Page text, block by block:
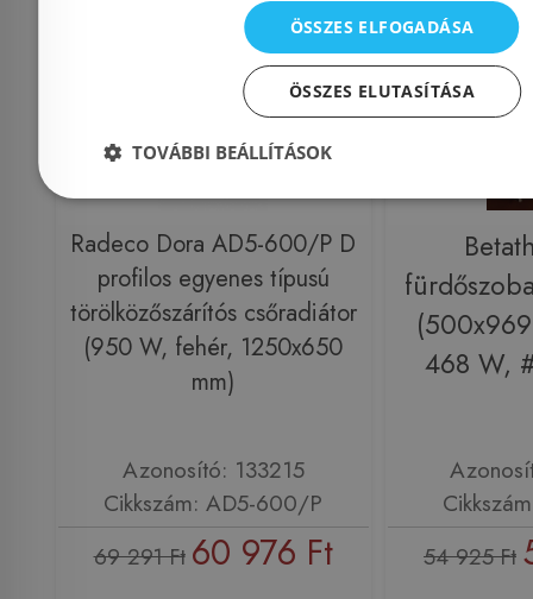
Radeco Dora AD5-600/P D
profilos egyenes típusú
törölközőszárítós csőradiátor
(950 W, fehér, 1250x650
mm)
Azonosító: 133215
Cikkszám: AD5-600/P
69 291 Ft 60 976 Ft
468 W,
54 925 Ft
ÖSSZES ELFOGADÁSA
ÖSSZES ELUTASÍTÁSA
TOVÁBBI BEÁLLÍTÁSOK